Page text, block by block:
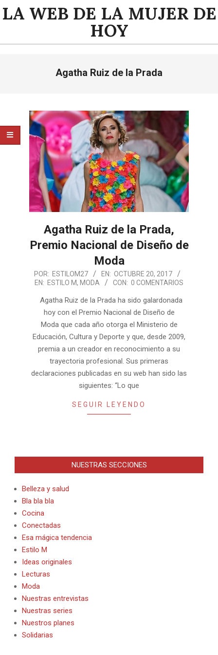
Saltar
alLA WEB DE LA MUJER DE
HOY
Agatha Ruiz de la Prada
Agatha Ruiz de la Prada,
Premio Nacional de Diseño de
Moda
2017-
10-
POR: ESTILOM27 EN: OCTUBRE 20, 2017
EN: ESTILO M, MODA CON: 0 COMENTARIOS
Agatha Ruiz de la Prada ha sido galardonada
hoy con el Premio Nacional de Diseño de
Moda que cada año otorga el Ministerio de
Educación, Cultura y Deporte y que, desde 2009,
premia a un creador en reconocimiento a su
trayectoria profesional. Sus primeras
declaraciones publicadas en su web han sido las
siguientes: “Lo que
SEGUIR LEYENDO
NUESTRAS SECCIONES
Belleza y salud
Bla bla bla
Cocina
Conectadas
Esa mágica tendencia
Estilo M
Ideas originales
Lecturas
Moda
Nuestras entrevistas
Nuestras series
Nuestros planes
Solidarias